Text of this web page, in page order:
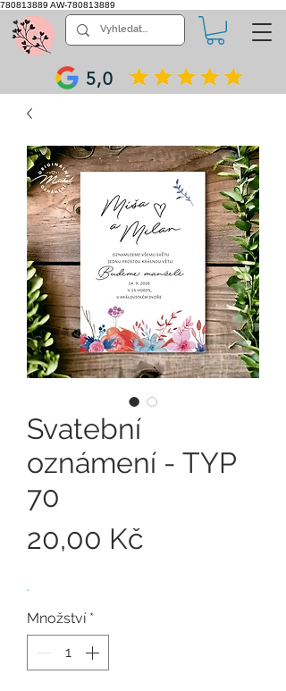
780813889 AW-780813889
5,0
Svatební
oznámení - TYP
70
20,00 Kč
.
Množství *